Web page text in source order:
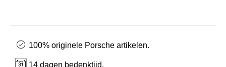
100% originele Porsche artikelen.
14 dagen bedenktijd.